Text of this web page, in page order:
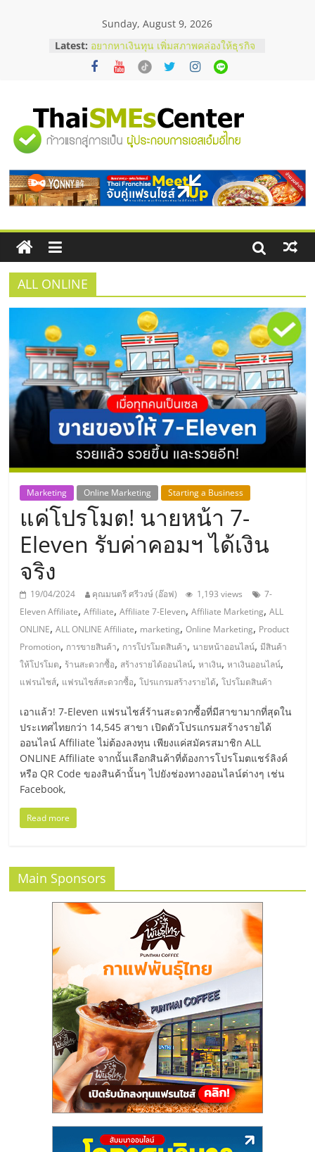
Sunday, August 9, 2026
Latest:
บริษัท Cybersecurity ในไทยที่ไหนดี?
วิธีเลือกผู้ให้บริการให้คุ้มค่าและตอบ
โจทย์ธุรกิจ
อยากหาเงินทุน เพิ่มสภาพคล่องให้ธุรกิจ
สัมมนาออนไลน์ โอกาสบริหารสถานี
บริการน้ำมัน Shell
สัมมนาลงทุน แฟรนไชส์ยอนนี่
ThaiFranchise Meet Up จับคู่แฟรน
ร้านเครื่องเสียงคุณภาพสูง พร้อม
โซลูชันระบบภาพและเสียง
"ศูนย์
รวม
ข้อมูล
ธุรกิจ
SME
แห่ง
ประเทศไทย,
ThaiSMEsCenter,
รวม
ธุรกิจ
เอ
ส
เอ็
มอี
ไทย,
SMEs,
แฟ
รน
ไชส์,
ที่
ปรึกษา
แฟ
ไชส์,
รวม
แฟ
ALL ONLINE
Marketing Online Marketing Starting a Business
แค่โปรโมต! นายหน้า 7-
Eleven รับค่าคอมฯ ได้เงิน
จริง
19/04/2024 คุณมนตรี ศรีวงษ์ (อ๊อฟ) 1,193 views
7-
Eleven Affiliate,Affiliate,Affiliate 7-Eleven,Affiliate Marketing,ALL
ONLINE,ALL ONLINE Affiliate, marketing,Online Marketing, Product
Promotion, การขายสินค้า, การโปรโมตสินค้า,นายหน้าออนไลน์,มีสินค้า
ให้โปรโมต, ร้านสะดวกซื้อ, สร้างรายได้ออนไลน์,หาเงิน,หาเงินออนไลน์,
แฟรนไชส์, แฟรนไชส์สะดวกซื้อ,โปรแกรมสร้างรายได้,โปรโมตสินค้า
เอาแล้ว! 7-Eleven แฟรนไชส์ร้านสะดวกซื้อที่มีสาขามากที่สุดใน
ประเทศไทยกว่า 14,545 สาขา เปิดตัวโปรแกรมสร้างรายได้
ออนไลน์ Affiliate ไม่ต้องลงทุน เพียงแค่สมัครสมาชิก ALL
ONLINE Affiliate จากนั้นเลือกสินค้าที่ต้องการโปรโมตแชร์ลิงค์
หรือ QR Code ของสินค้านั้นๆ ไปยังช่องทางออนไลน์ต่างๆ เช่น
Facebook,
Read more
Main Sponsors